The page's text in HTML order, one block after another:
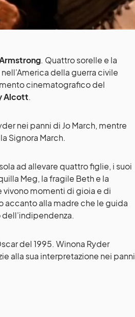
. Quattro sorelle e la
della guerra civile
cinematografico del
Alcott.
nei panni di Jo March, mentre
Signora March.
ad allevare quattro figlie, i suoi
Meg, la fragile Beth e la
vivono momenti di gioia e di
accanto alla madre che le guida
del 1995. Winona Ryder
alla sua interpretazione nei panni